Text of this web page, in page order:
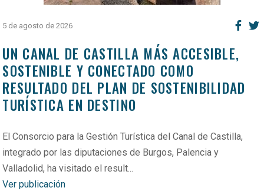
5 de agosto de 2026
UN CANAL DE CASTILLA MÁS ACCESIBLE,
SOSTENIBLE Y CONECTADO COMO
RESULTADO DEL PLAN DE SOSTENIBILIDAD
TURÍSTICA EN DESTINO
El Consorcio para la Gestión Turística del Canal de Castilla,
integrado por las diputaciones de Burgos, Palencia y
Valladolid, ha visitado el result...
Ver publicación